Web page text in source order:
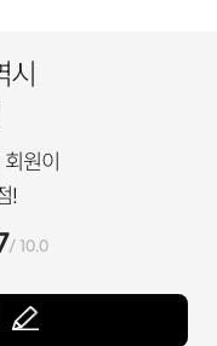
원이
!
/ 10.0